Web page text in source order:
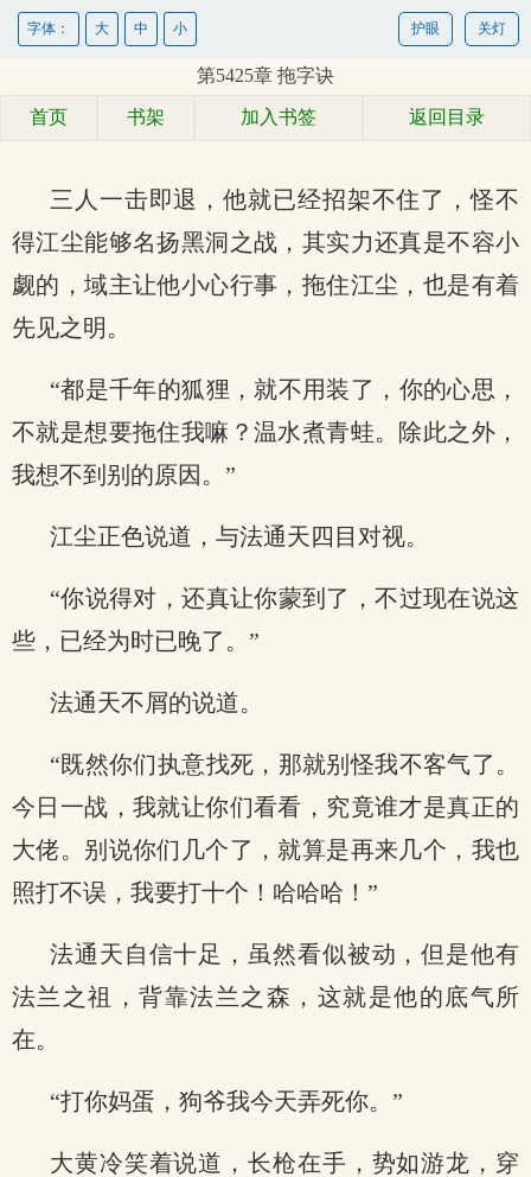
关灯
护眼
字体： 大 中 小
第5425章 拖字诀
首页 书架 加入书签 返回目录
三人一击即退，他就已经招架不住了，怪不
得江尘能够名扬黑洞之战，其实力还真是不容小
觑的，域主让他小心行事，拖住江尘，也是有着
先见之明。
“都是千年的狐狸，就不用装了，你的心思，
不就是想要拖住我嘛？温水煮青蛙。除此之外，
我想不到别的原因。”
江尘正色说道，与法通天四目对视。
“你说得对，还真让你蒙到了，不过现在说这
些，已经为时已晚了。”
法通天不屑的说道。
“既然你们执意找死，那就别怪我不客气了。
今日一战，我就让你们看看，究竟谁才是真正的
大佬。别说你们几个了，就算是再来几个，我也
照打不误，我要打十个！哈哈哈！”
法通天自信十足，虽然看似被动，但是他有
法兰之祖，背靠法兰之森，这就是他的底气所
在。
“打你妈蛋，狗爷我今天弄死你。”
大黄冷笑着说道，长枪在手，势如游龙，穿